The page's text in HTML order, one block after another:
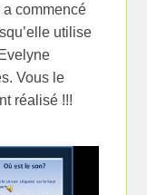
a commencé
utilise
Vous le
réalisé !!!